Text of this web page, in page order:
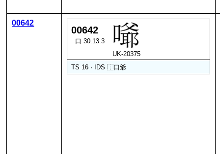
00642
00642
口 30.13.3
UK-20375
TS 16 · IDS⿰口爺